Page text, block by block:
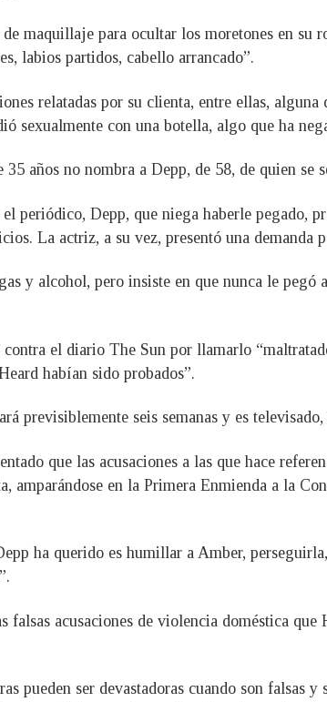
maquillaje para ocultar los moretones en
labios partidos, cabello arrancado”.
relatadas por su clienta, entre ellas,
sexualmente con una botella, algo que ha
años no nombra a Depp, de 58, de quien se
periódico, Depp, que niega haberle pegado,
La actriz, a su vez, presentó una
y alcohol, pero insiste en que nunca le
el diario The Sun por llamarlo
habían sido probados”.
previsiblemente seis semanas y es
que las acusaciones a las que hace
amparándose en la Primera Enmienda a la
ha querido es humillar a Amber,
falsas acusaciones de violencia doméstica
pueden ser devastadoras cuando son